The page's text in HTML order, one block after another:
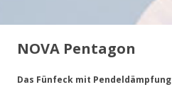
NOVA Pentagon
Das Fünfeck mit Pendeldämpfung